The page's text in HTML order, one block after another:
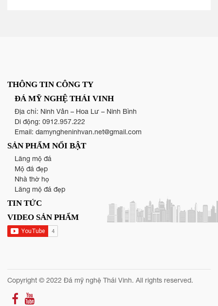
THÔNG TIN CÔNG TY
ĐÁ MỸ NGHỆ THÁI VINH
Địa chỉ: Ninh Vân – Hoa Lư – Ninh Bình
Di động: 0912.957.222
Email: damyngheninhvan.net@gmail.com
SẢN PHẨM NỔI BẬT
Lăng mộ đá
Mộ đá đẹp
Nhà thờ họ
Lăng mộ đá đẹp
TIN TỨC
VIDEO SẢN PHẨM
Copyright © 2022 Đá mỹ nghệ Thái Vinh. All rights reserved.